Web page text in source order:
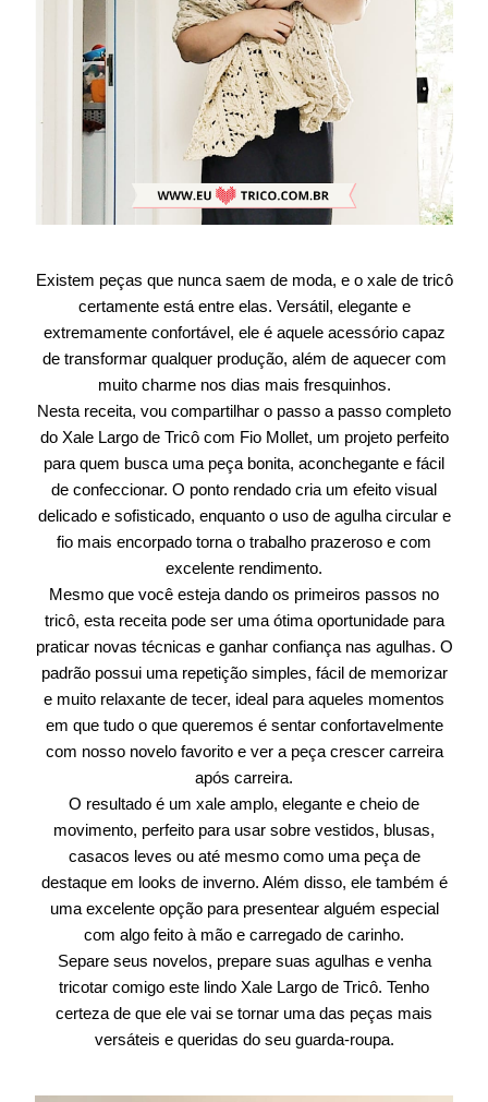
Existem peças que nunca saem de moda, e o xale de tricô
certamente está entre elas. Versátil, elegante e
extremamente confortável, ele é aquele acessório capaz
de transformar qualquer produção, além de aquecer com
muito charme nos dias mais fresquinhos.
Nesta receita, vou compartilhar o passo a passo completo
do Xale Largo de Tricô com Fio Mollet, um projeto perfeito
para quem busca uma peça bonita, aconchegante e fácil
de confeccionar. O ponto rendado cria um efeito visual
delicado e sofisticado, enquanto o uso de agulha circular e
fio mais encorpado torna o trabalho prazeroso e com
excelente rendimento.
Mesmo que você esteja dando os primeiros passos no
tricô, esta receita pode ser uma ótima oportunidade para
praticar novas técnicas e ganhar confiança nas agulhas. O
padrão possui uma repetição simples, fácil de memorizar
e muito relaxante de tecer, ideal para aqueles momentos
em que tudo o que queremos é sentar confortavelmente
com nosso novelo favorito e ver a peça crescer carreira
após carreira.
O resultado é um xale amplo, elegante e cheio de
movimento, perfeito para usar sobre vestidos, blusas,
casacos leves ou até mesmo como uma peça de
destaque em looks de inverno. Além disso, ele também é
uma excelente opção para presentear alguém especial
com algo feito à mão e carregado de carinho.
Separe seus novelos, prepare suas agulhas e venha
tricotar comigo este lindo Xale Largo de Tricô. Tenho
certeza de que ele vai se tornar uma das peças mais
versáteis e queridas do seu guarda-roupa.